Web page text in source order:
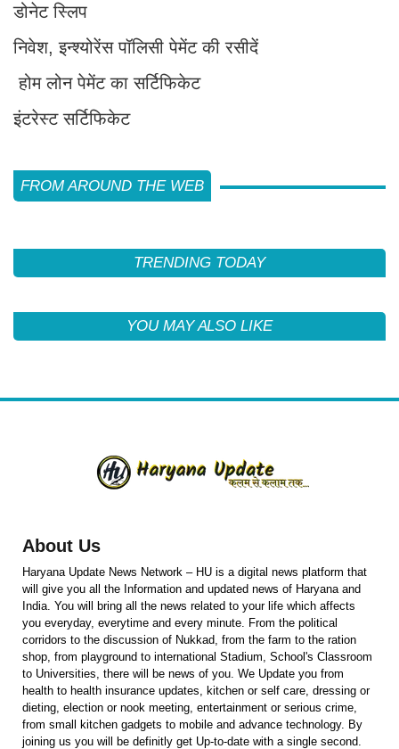
डोनेट स्लिप
निवेश, इन्श्योरेंस पॉलिसी पेमेंट की रसीदें
होम लोन पेमेंट का सर्टिफिकेट
इंटरेस्ट सर्टिफिकेट
FROM AROUND THE WEB
TRENDING TODAY
YOU MAY ALSO LIKE
About Us
Haryana Update News Network – HU is a digital news platform that
will give you all the Information and updated news of Haryana and
India. You will bring all the news related to your life which affects
you everyday, everytime and every minute. From the political
corridors to the discussion of Nukkad, from the farm to the ration
shop, from playground to international Stadium, School's Classroom
to Universities, there will be news of you. We Update you from
health to health insurance updates, kitchen or self care, dressing or
dieting, election or nook meeting, entertainment or serious crime,
from small kitchen gadgets to mobile and advance technology. By
joining us you will be definitly get Up-to-date with a single second.